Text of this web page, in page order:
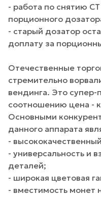
- работа по снятию
порционного
- старый дозатор
доплату за
Отечественные
стремительно
вендинга. Это
соотношению цена -
Основными
данного аппарата
-
- универсальность и
деталей;
- широкая цветовая
- вместимость монет